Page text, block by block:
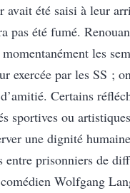
été saisi à leur
pas été fumé.
les
exercée par les SS ;
Certains
sportives ou
une dignité
prisonniers de
Wolfgang